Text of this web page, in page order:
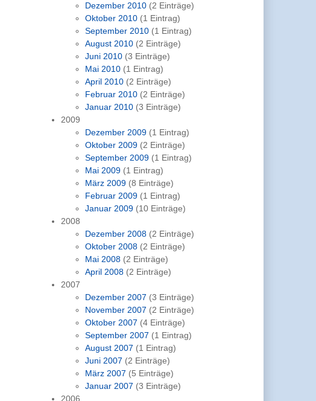
Dezember 2010 (2 Einträge)
Oktober 2010 (1 Eintrag)
September 2010 (1 Eintrag)
August 2010 (2 Einträge)
Juni 2010 (3 Einträge)
Mai 2010 (1 Eintrag)
April 2010 (2 Einträge)
Februar 2010 (2 Einträge)
Januar 2010 (3 Einträge)
2009
Dezember 2009 (1 Eintrag)
Oktober 2009 (2 Einträge)
September 2009 (1 Eintrag)
Mai 2009 (1 Eintrag)
März 2009 (8 Einträge)
Februar 2009 (1 Eintrag)
Januar 2009 (10 Einträge)
2008
Dezember 2008 (2 Einträge)
Oktober 2008 (2 Einträge)
Mai 2008 (2 Einträge)
April 2008 (2 Einträge)
2007
Dezember 2007 (3 Einträge)
November 2007 (2 Einträge)
Oktober 2007 (4 Einträge)
September 2007 (1 Eintrag)
August 2007 (1 Eintrag)
Juni 2007 (2 Einträge)
März 2007 (5 Einträge)
Januar 2007 (3 Einträge)
2006